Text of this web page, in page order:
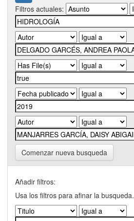
Filtros actuales:
Comenzar nueva busqueda
Añadir filtros:
Usa los filtros para afinar la busqueda.